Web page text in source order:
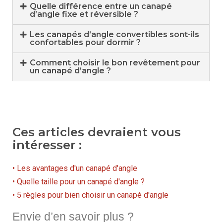
Quelle différence entre un canapé
d’angle fixe et réversible ?
Les canapés d’angle convertibles sont-ils
confortables pour dormir ?
Comment choisir le bon revêtement pour
un canapé d’angle ?
Ces articles devraient vous
intéresser :
• Les avantages d'un canapé d'angle
• Quelle taille pour un canapé d'angle ?
• 5 règles pour bien choisir un canapé d'angle
Envie d’en savoir plus ?